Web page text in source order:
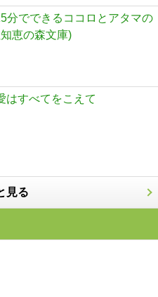
分でできるココロとアタマの
恵の森文庫)
はすべてをこえて
見る